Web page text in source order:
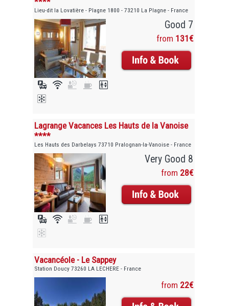
Lieu-dit la Lovatière - Plagne 1800 - 73210 La Plagne - France
Good 7
from 131€
Lagrange Vacances Les Hauts de la Vanoise
****
Les Hauts des Darbelays 73710 Pralognan-la-Vanoise - France
Very Good 8
from 28€
Vacancéole - Le Sappey
Station Doucy 73260 LA LECHERE - France
from 22€